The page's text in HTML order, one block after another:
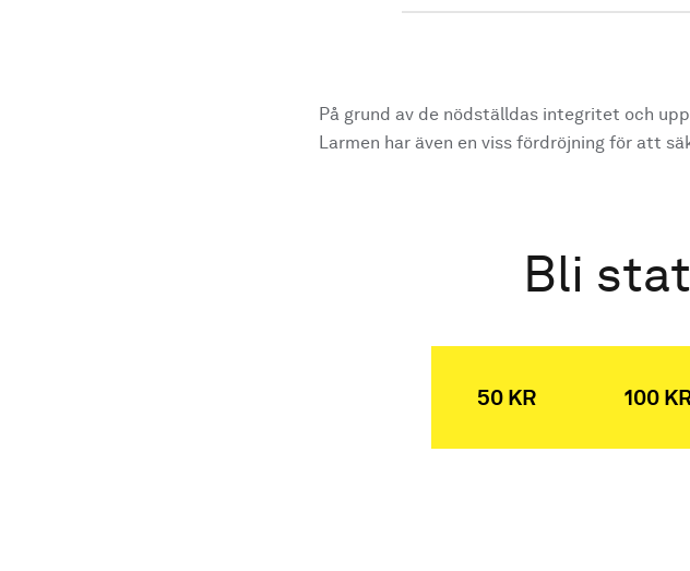
På grund av de nödställdas integritet och
Larmen har även en viss fördröjning för att
Bli
50 KR 100